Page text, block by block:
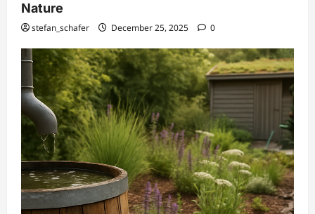
Nature
stefan_schafer December 25, 2025 0